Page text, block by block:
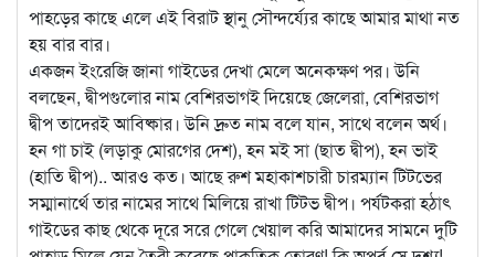
পাহড়ের কাছে এলে এই বিরাট স্থানু সৌন্দর্য্যের কাছে আমার মাথা নত
হয় বার বার।
একজন ইংরেজি জানা গাইডের দেখা মেলে অনেকক্ষণ পর। উনি
বলছেন, দ্বীপগুলোর নাম বেশিরভাগই দিয়েছে জেলেরা, বেশিরভাগ
দ্বীপ তাদেরই আবিষ্কার। উনি দ্রুত নাম বলে যান, সাথে বলেন অর্থ।
হন গা চাই (লড়াকু মোরগের দেশ), হন মই সা (ছাত দ্বীপ), হন ভাই
(হাতি দ্বীপ).. আরও কত। আছে রুশ মহাকাশচারী চারম্যান টিটভের
সম্মানার্থে তার নামের সাথে মিলিয়ে রাখা টিটভ দ্বীপ। পর্যটকরা হঠাৎ
গাইডের কাছ থেকে দূরে সরে গেলে খেয়াল করি আমাদের সামনে দুটি